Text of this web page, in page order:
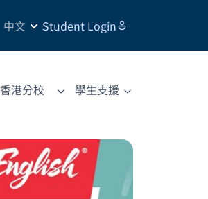
中文 Student Login
香港分校 學生支援